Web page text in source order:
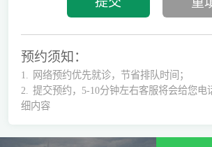
预约须知：
1.
网络预约优先就诊，节省排队时间；
2.
提交预约，5-10分钟左右客服将会给您电
细内容